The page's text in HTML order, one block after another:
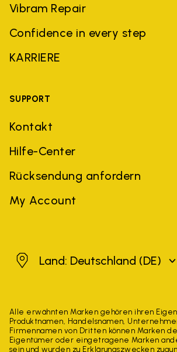
Vibram Repair
Confidence in every step
KARRIERE
SUPPORT
Kontakt
Hilfe-Center
Rücksendung anfordern
My Account
Deutschland
Land: Deutschland (DE)
Alle erwähnten Marken gehören ihren
Produktnamen, Handelsnamen,
Firmennamen von Dritten können Marken
Eigentümer oder eingetragene Marken
sein und wurden zu Erklärungszwecken